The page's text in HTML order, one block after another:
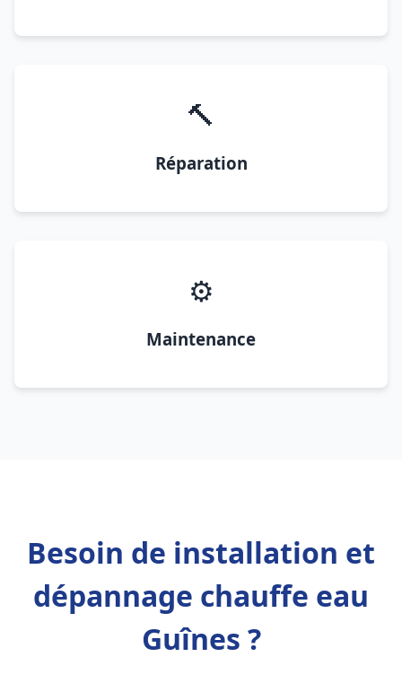
🔨
Réparation
⚙️
Maintenance
Besoin de installation et
dépannage chauffe eau
Guînes ?